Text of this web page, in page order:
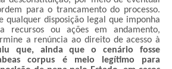
para o trancamento do processo.
qualquer disposição legal que imponha
recursos ou ações em andamento,
a renúncia ao direito de acesso à
que, ainda que o cenário fosse
corpus é meio legítimo para